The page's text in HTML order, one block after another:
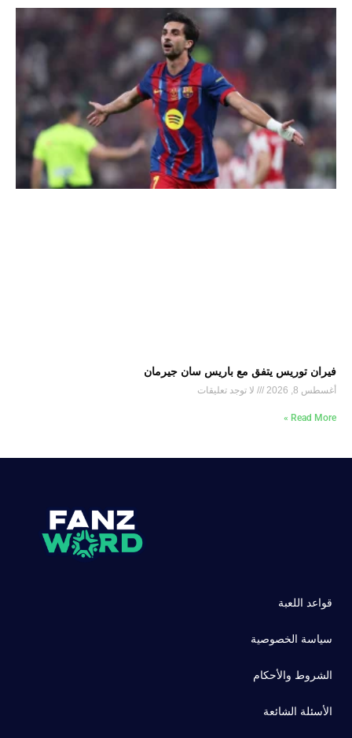
فيران توريس يتفق مع باريس سان جيرمان
أغسطس 8, 2026 لا توجد تعليقات
Read More »
قواعد اللعبة
سياسة الخصوصية
الشروط والأحكام
الأسئلة الشائعة